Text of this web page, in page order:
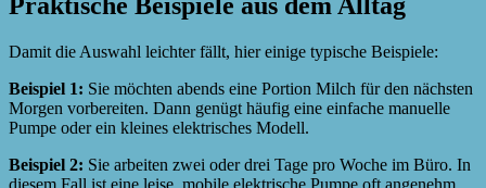
Damit die Auswahl leichter fällt, hier einige typische Beispiele:
Beispiel 1: Sie möchten abends eine Portion Milch für den nächsten
Morgen vorbereiten. Dann genügt häufig eine einfache manuelle
Pumpe oder ein kleines elektrisches Modell.
Beispiel 2: Sie arbeiten zwei oder drei Tage pro Woche im Büro. In
diesem Fall ist eine leise, mobile elektrische Pumpe oft angenehm,